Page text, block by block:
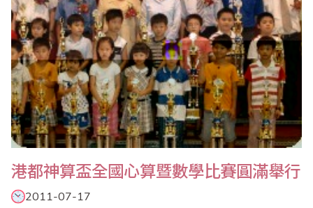
港都神算盃全國心算暨數學比賽圓滿舉行
2011-07-17